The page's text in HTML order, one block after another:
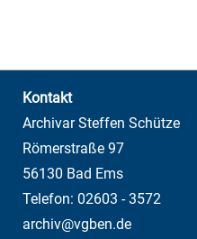
Kontakt
Archivar Steffen Schütze
Römerstraße 97
56130 Bad Ems
Telefon: 02603 - 3572
archiv@vgben.de